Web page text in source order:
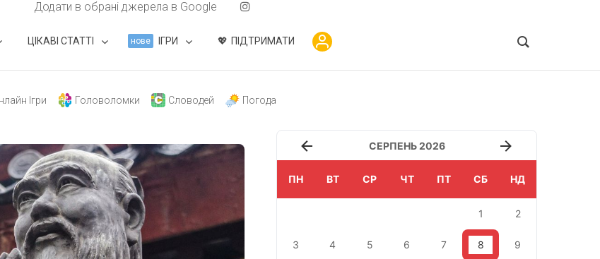
Додати в обрані джерела в Google
ЦІКАВІ СТАТТІ нове ІГРИ ПІДТРИМАТИ
Ігри Головоломки Словодей Погода
СЕРПЕНЬ 2026
ПН ВТ СР ЧТ ПТ СБ НД
1 2
3 4 5 6 7 8 9